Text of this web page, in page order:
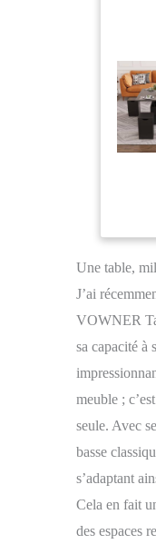
Une table,
J’ai
VOWNER
sa capacité à
meuble ;
seule. Avec
basse
s’adaptant
Cela en fait
des espaces